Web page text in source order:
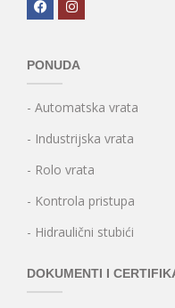
PONUDA
- Automatska vrata
- Industrijska vrata
- Rolo vrata
- Kontrola pristupa
- Hidraulični stubići
DOKUMENTI I